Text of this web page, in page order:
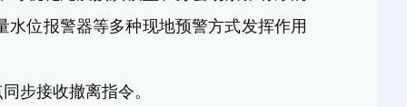
位报警器等多种现地预警方式发挥作用
同步接收撤离指令。